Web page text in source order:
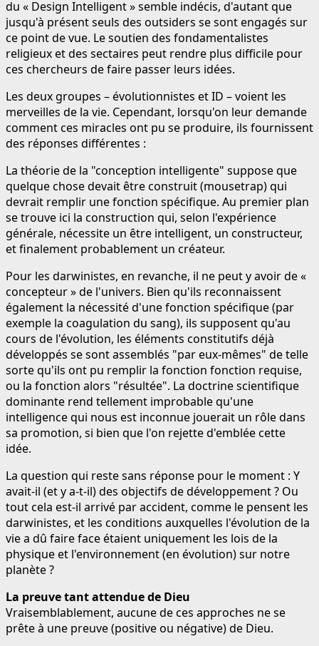
du « Design Intelligent » semble indécis, d'autant que
jusqu'à présent seuls des outsiders se sont engagés sur
ce point de vue. Le soutien des fondamentalistes
religieux et des sectaires peut rendre plus difficile pour
ces chercheurs de faire passer leurs idées.
Les deux groupes – évolutionnistes et ID – voient les
merveilles de la vie. Cependant, lorsqu'on leur demande
comment ces miracles ont pu se produire, ils fournissent
des réponses différentes :
La théorie de la "conception intelligente" suppose que
quelque chose devait être construit (mousetrap) qui
devrait remplir une fonction spécifique. Au premier plan
se trouve ici la construction qui, selon l'expérience
générale, nécessite un être intelligent, un constructeur,
et finalement probablement un créateur.
Pour les darwinistes, en revanche, il ne peut y avoir de «
concepteur » de l'univers. Bien qu'ils reconnaissent
également la nécessité d'une fonction spécifique (par
exemple la coagulation du sang), ils supposent qu'au
cours de l'évolution, les éléments constitutifs déjà
développés se sont assemblés "par eux-mêmes" de telle
sorte qu'ils ont pu remplir la fonction fonction requise,
ou la fonction alors "résultée". La doctrine scientifique
dominante rend tellement improbable qu'une
intelligence qui nous est inconnue jouerait un rôle dans
sa promotion, si bien que l'on rejette d'emblée cette
idée.
La question qui reste sans réponse pour le moment : Y
avait-il (et y a-t-il) des objectifs de développement ? Ou
tout cela est-il arrivé par accident, comme le pensent les
darwinistes, et les conditions auxquelles l'évolution de la
vie a dû faire face étaient uniquement les lois de la
physique et l'environnement (en évolution) sur notre
planète ?
La preuve tant attendue de Dieu
Vraisemblablement, aucune de ces approches ne se
prête à une preuve (positive ou négative) de Dieu.